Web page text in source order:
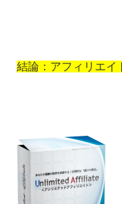
結論：アフィリエイ